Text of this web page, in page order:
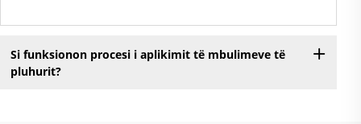
Si funksionon procesi i aplikimit të mbulimeve të
pluhurit?